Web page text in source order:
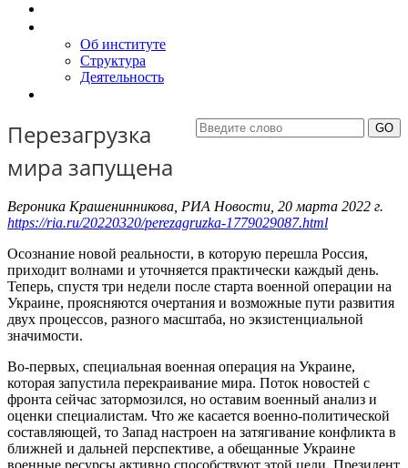
Об институте
Структура
Деятельность
Перезагрузка
мира запущена
Вероника Крашенинникова, РИА Новости, 20 марта 2022 г.
https://ria.ru/20220320/perezagruzka-1779029087.html
Осознание новой реальности, в которую перешла Россия,
приходит волнами и уточняется практически каждый день.
Теперь, спустя три недели после старта военной операции на
Украине, проясняются очертания и возможные пути развития
двух процессов, разного масштаба, но экзистенциальной
значимости.
Во-первых, специальная военная операция на Украине,
которая запустила перекраивание мира. Поток новостей с
фронта сейчас затормозился, но оставим военный анализ и
оценки специалистам. Что же касается военно-политической
составляющей, то Запад настроен на затягивание конфликта в
ближней и дальней перспективе, а обещанные Украине